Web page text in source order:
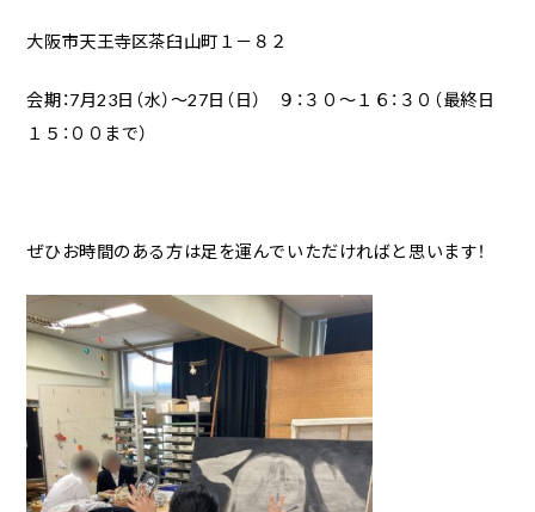
大阪市天王寺区茶臼山町１－８２
会期：7月23日（水）～27日（日） ９：３０～１６：３０（最終日
１５：００まで）
ぜひお時間のある方は足を運んでいただければと思います！